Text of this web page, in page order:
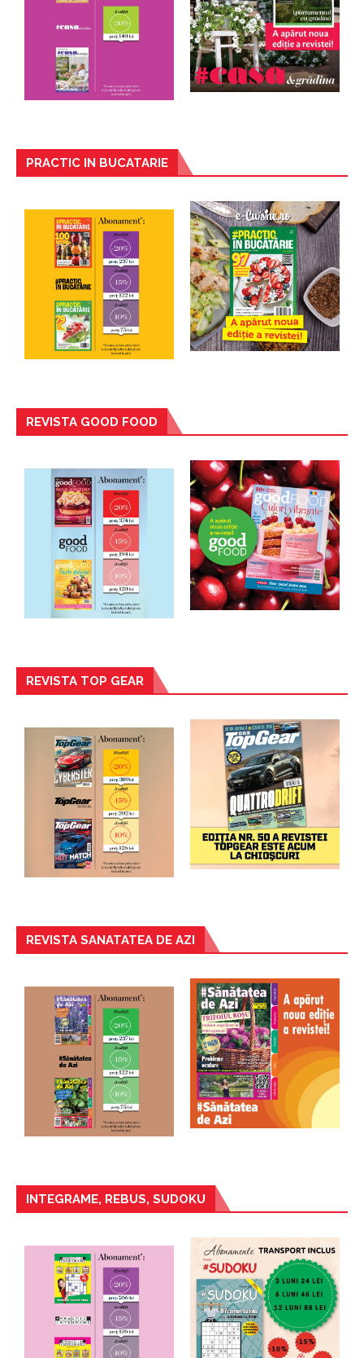
PRACTIC IN BUCATARIE
REVISTA GOOD FOOD
REVISTA TOP GEAR
REVISTA SANATATEA DE AZI
INTEGRAME, REBUS, SUDOKU